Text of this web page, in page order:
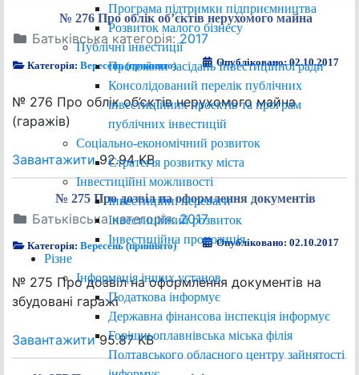
Програма підтримки підприємництва
Розвиток малого бізнесу
Публічні інвестиції
Протоколи засідань Інвестиційної ради
Консолідований перелік публічних
інвестиційних проектів та програм
публічних інвестицій
Соціально-економічний розвиток
Стратегія розвитку міста
Інвестиційні можливості
Інвестиційні переваги
Інвестиційний розвиток
Інвестиційна пропозиція
Різне
Інформація інших установ
Податкова інформує
Державна фінансова інспекція інформує
Горішньоплавнівська міська філія
Полтавського обласного центру зайнятості
№ 276 Про облік об’єктів нерухомого майна
Батьківська категорія:2017
Категорія:Вересень (прийнято) Опубліковано: 02.10.2017
№ 276 Про облік об’єктів нерухомого майна
(гаражів)
Завантажити92.94 KB
№ 275 Про дозвіл на оформлення документів
Батьківська категорія:2017
Категорія:Вересень (прийнято) Опубліковано: 02.10.2017
№ 275 Про дозвіл на оформлення документів на
збудовані гаражі
Завантажити95.87 KB